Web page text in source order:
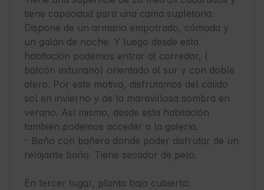
tiene capacidad para una cama supletoria.
Dispone de un armario empotrado, cómoda y
un galán de noche. Y luego desde esta
habitación podemos entrar al corredor, (
balcón asturiano) orientado al sur y con doble
alero. Por este motivo, disfrutamos del cálido
sol en invierno y de la maravillosa sombra en
verano. Así mismo, desde esta habitación
también podemos acceder a la galería.
- Baño con bañera donde poder disfrutar de un
relajante baño. Tiene secador de pelo.
En tercer lugar, planta bajo cubierta: